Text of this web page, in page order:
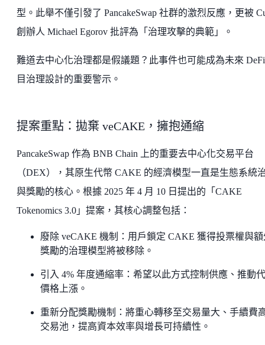
型。此舉不僅引發了 PancakeSwap 社群的激烈反應，更被
創辦人 Michael Egorov 批評為「治理攻擊的典範」。
難道去中心化治理都是假議題？此事件也可能成為未來
目治理設計的重要警示。
提案重點：拋棄 veCAKE，擁抱通縮
PancakeSwap 作為 BNB Chain 上的重要去中心化交易平台
（DEX），其原生代幣 CAKE 的經濟模型一直是生態系統
與獎勵的核心。根據 2025 年 4 月 10 日提出的「CAKE
Tokenomics 3.0」提案，其核心調整包括：
廢除 veCAKE 機制：用戶鎖定 CAKE 獲得投票權與額
獎勵的治理模型將被移除。
引入 4% 年度通縮率：希望以此方式控制供應、推動
價格上漲。
重新分配獎勵機制：將重心轉移至交易量大、手續費
交易池，提高資本效率與增長可持續性。